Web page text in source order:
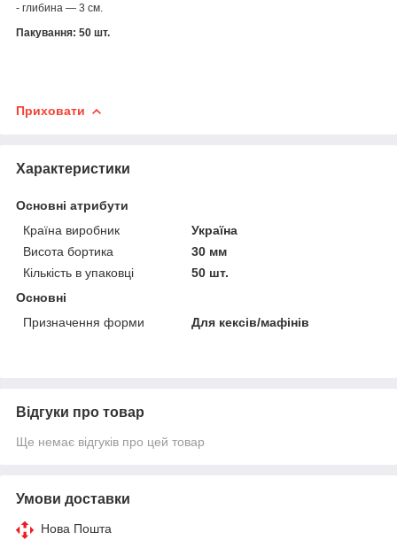
- глибина — 3 см.
Пакування: 50 шт.
Приховати
Характеристики
Основні атрибути
Країна виробник
Україна
Висота бортика
30 мм
Кількість в упаковці
50 шт.
Основні
Призначення форми
Для кексів/мафінів
Відгуки про товар
Ще немає відгуків про цей товар
Умови доставки
Нова Пошта